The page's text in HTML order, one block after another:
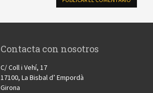
Contacta con nosotros
C/ Coll i Vehí, 17
17100, La Bisbal d’ Empordà
Girona